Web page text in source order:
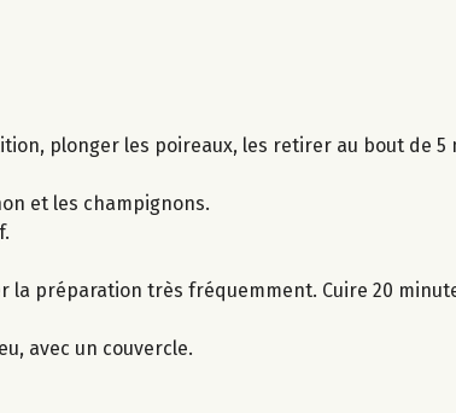
plonger les poireaux, les retirer au bout de 5
et les champignons.
la préparation très fréquemment. Cuire 20
avec un couvercle.